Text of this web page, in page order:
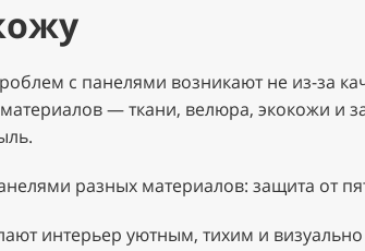
с панелями возникают не из-за
— ткани, велюра, экокожи и
разных материалов: защита от
интерьер уютным, тихим и